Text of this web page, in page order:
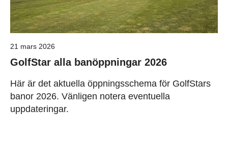
21 mars 2026
GolfStar alla banöppningar 2026
Här är det aktuella öppningsschema för GolfStars
banor 2026. Vänligen notera eventuella
uppdateringar.